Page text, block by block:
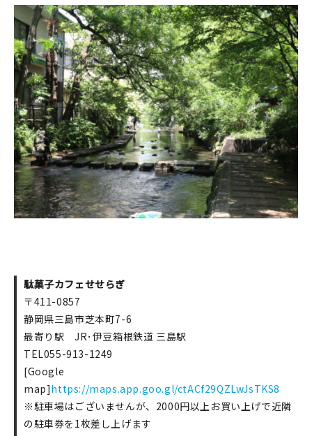
駄菓子カフェせせらぎ
〒411-0857
静岡県三島市芝本町7-6
最寄り駅 JR･伊豆箱根鉄道 三島駅
TEL055-913-1249
[Google
map]https://maps.app.goo.gl/ctACf29QZLwJsTKS8
※駐車場はございませんが、2000円以上お買い上げで近隣
の駐車券を1枚差し上げます